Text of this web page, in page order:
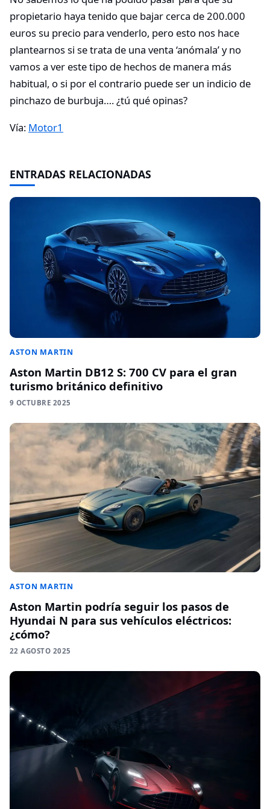
propietario haya tenido que bajar cerca de 200.000
euros su precio para venderlo, pero esto nos hace
plantearnos si se trata de una venta ‘anómala’ y no
vamos a ver este tipo de hechos de manera más
habitual, o si por el contrario puede ser un indicio de
pinchazo de burbuja…. ¿tú qué opinas?
Vía: Motor1
ENTRADAS RELACIONADAS
ASTON MARTIN
Aston Martin DB12 S: 700 CV para el gran
turismo británico definitivo
9 OCTUBRE 2025
ASTON MARTIN
Aston Martin podría seguir los pasos de
Hyundai N para sus vehículos eléctricos:
¿cómo?
22 AGOSTO 2025